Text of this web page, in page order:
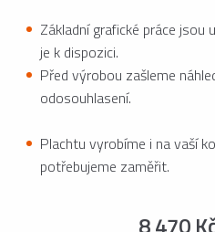
Základní grafické práce jsou
je k dispozici.
Před výrobou zašleme
odosouhlasení.
Plachtu vyrobíme i na vaší
potřebujeme zaměřit.